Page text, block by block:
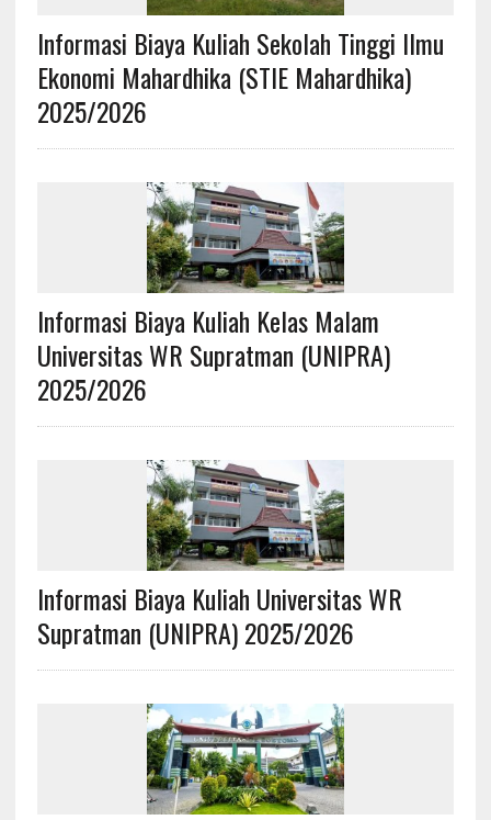
Informasi Biaya Kuliah Sekolah Tinggi Ilmu
Ekonomi Mahardhika (STIE Mahardhika)
2025/2026
Informasi Biaya Kuliah Kelas Malam
Universitas WR Supratman (UNIPRA)
2025/2026
Informasi Biaya Kuliah Universitas WR
Supratman (UNIPRA) 2025/2026